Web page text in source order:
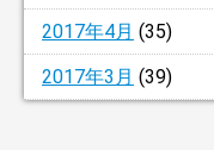
2017年4月 (35)
2017年3月 (39)